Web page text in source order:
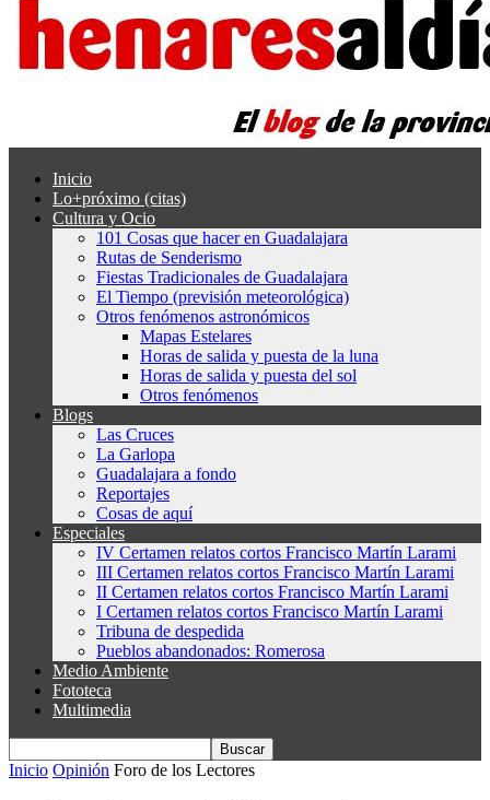
Inicio
Lo+próximo (citas)
Cultura y Ocio
101 Cosas que hacer en Guadalajara
Rutas de Senderismo
Fiestas Tradicionales de Guadalajara
El Tiempo (previsión meteorológica)
Otros fenómenos astronómicos
Mapas Estelares
Horas de salida y puesta de la luna
Horas de salida y puesta del sol
Otros fenómenos
Blogs
Las Cruces
La Garlopa
Guadalajara a fondo
Reportajes
Cosas de aquí
Especiales
IV Certamen relatos cortos Francisco Martín Larami
III Certamen relatos cortos Francisco Martín Larami
II Certamen relatos cortos Francisco Martín Larami
I Certamen relatos cortos Francisco Martín Larami
Tribuna de despedida
Pueblos abandonados: Romerosa
Medio Ambiente
Fototeca
Multimedia
Inicio Opinión Foro de los Lectores